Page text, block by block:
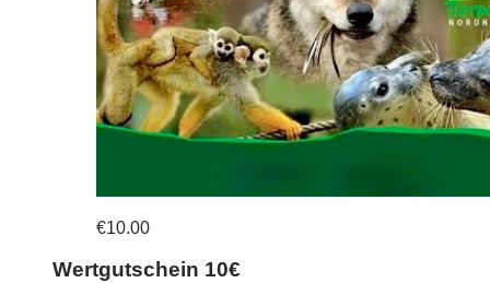
€10.00
Wertgutschein 10€